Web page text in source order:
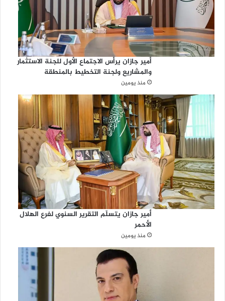
أمير جازان يرأس الاجتماع الأول للجنة الاستثمار
والمشاريع ولجنة التخطيط بالمنطقة
منذ يومين
أمير جازان يتسلّم التقرير السنوي لفرع الهلال
الأحمر
منذ يومين